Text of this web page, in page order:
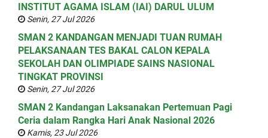
INSTITUT AGAMA ISLAM (IAI) DARUL ULUM
Senin, 27 Jul 2026
SMAN 2 KANDANGAN MENJADI TUAN RUMAH
PELAKSANAAN TES BAKAL CALON KEPALA
SEKOLAH DAN OLIMPIADE SAINS NASIONAL
TINGKAT PROVINSI
Senin, 27 Jul 2026
SMAN 2 Kandangan Laksanakan Pertemuan Pagi
Ceria dalam Rangka Hari Anak Nasional 2026
Kamis, 23 Jul 2026